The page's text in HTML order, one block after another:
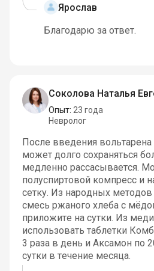
Ярослав
Благодарю за ответ.
Соколова Наталья
Опыт: 23 года
Невролог
После введения
может долго сохраняться
медленно рассасывается.
полуспиртовой компресс и
сетку. Из народных
смесь ржаного хлеба с
приложите на сутки. Из
использовать таблетки
3 раза в день и Аксамон по
сутки в течение месяца.